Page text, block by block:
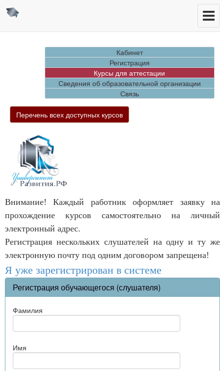
Кабинет
Регистрация
Курсы для аттестации
Сведения об образовательной организации
Связь
Перечень всех доступных курсов
Внимание! Каждый работник оформляет заявку на
прохождение курсов самостоятельно на личный
электронный адрес.
Регистрация нескольких слушателей на одну и ту же
электронную почту под одним договором запрещена!
Я уже зарегистрирован в системе
Регистрация обучающегося (слушателя)
Фамилия
Имя